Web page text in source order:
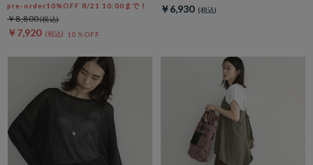
pre-order10%OFF 8/21 10:00まで！
￥7,920 10％OFF
￥8,800
￥6,930